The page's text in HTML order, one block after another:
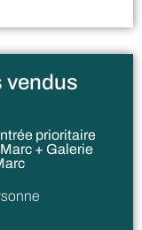
vendus
prioritaire
+ Galerie